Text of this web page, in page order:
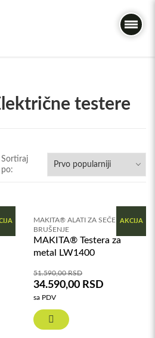
testere
Sortiraj
po:
AKCIJA
MAKITA® ALATI ZA SEČENJE I
BRUŠENJE
MAKITA® Testera za
metal LW1400
51.590,00RSD
34.590,00 RSD
sa PDV